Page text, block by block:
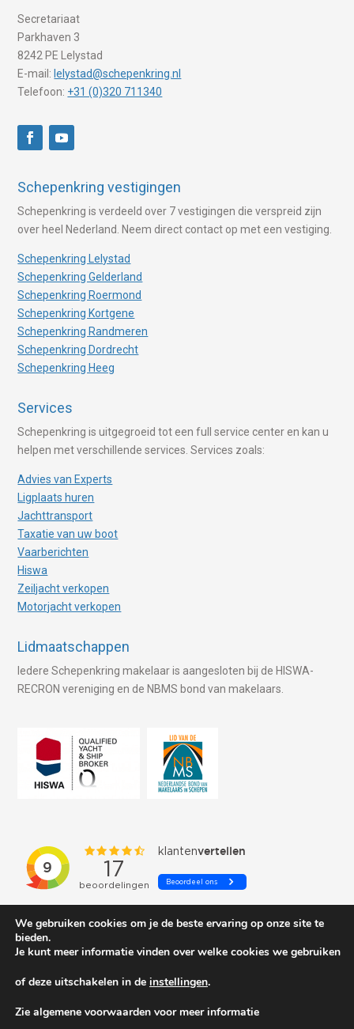
Secretariaat
Parkhaven 3
8242 PE Lelystad
E-mail: lelystad@schepenkring.nl
Telefoon: +31 (0)320 711340
Schepenkring vestigingen
Schepenkring is verdeeld over 7 vestigingen die verspreid zijn
over heel Nederland. Neem direct contact op met een vestiging.
Schepenkring Lelystad
Schepenkring Gelderland
Schepenkring Roermond
Schepenkring Kortgene
Schepenkring Randmeren
Schepenkring Dordrecht
Schepenkring Heeg
Services
Schepenkring is uitgegroeid tot een full service center en kan u
helpen met verschillende services. Services zoals:
Advies van Experts
Ligplaats huren
Jachttransport
Taxatie van uw boot
Vaarberichten
Hiswa
Zeiljacht verkopen
Motorjacht verkopen
Lidmaatschappen
Iedere Schepenkring makelaar is aangesloten bij de HISWA-
RECRON vereniging en de NBMS bond van makelaars.
We gebruiken cookies om je de beste ervaring op onze site te
bieden.
Je kunt meer informatie vinden over welke cookies we gebruiken
of deze uitschakelen in de instellingen.
Zie algemene voorwaarden voor meer informatie